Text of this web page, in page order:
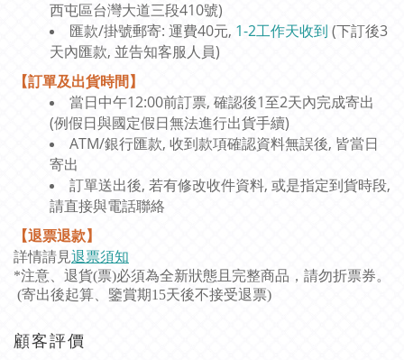
西屯區台灣大道三段410號)
匯款/掛號郵寄: 運費40元, 1-2工作天收到 (下訂後3
天內匯款, 並告知客服人員)
【訂單及出貨時間】
當日中午12:00前訂票, 確認後1至2天內完成寄出
(例假日與國定假日無法進行出貨手續)
ATM/銀行匯款, 收到款項確認資料無誤後, 皆當日
寄出
訂單送出後, 若有修改收件資料, 或是指定到貨時段,
請直接與電話聯絡
【退票退款】
詳情請見退票須知
*注意、退貨(票)必須為全新狀態且完整商品，請勿折票券。
(寄出後起算、鑒賞期15天後不接受退票)
顧客評價